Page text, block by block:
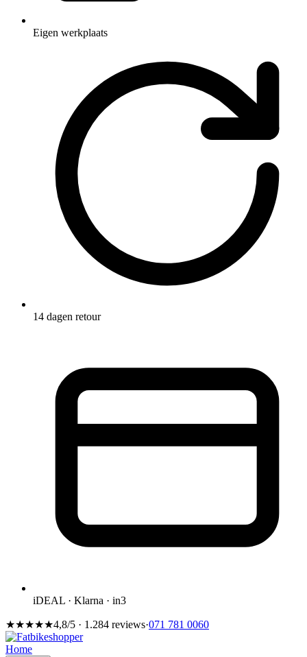
Eigen werkplaats
14 dagen retour
iDEAL · Klarna · in3
★★★★★4,8/5 · 1.284 reviews·071 781 0060
Home